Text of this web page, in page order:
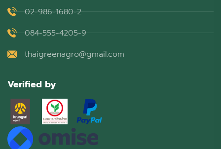
02-986-1680-2
084-555-4205-9
thaigreenagro@gmail.com
Verified by